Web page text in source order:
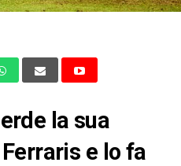
la sua
e lo fa